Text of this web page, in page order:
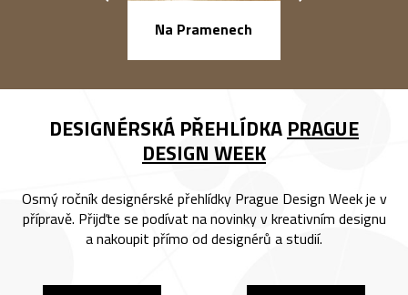
Na Pramenech
DESIGNÉRSKÁ PŘEHLÍDKA PRAGUE
DESIGN WEEK
Osmý ročník designérské přehlídky Prague Design Week je v
přípravě. Přijďte se podívat na novinky v kreativním designu
a nakoupit přímo od designérů a studií.